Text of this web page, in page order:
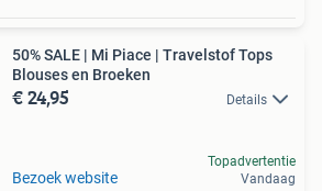
50% SALE | Mi Piace | Travelstof Tops
Blouses en Broeken
€ 24,95 Details
Bezoek website
Topadvertentie
Vandaag